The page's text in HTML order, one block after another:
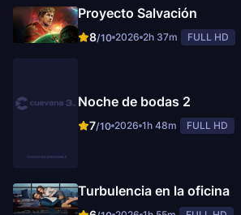
Proyecto Salvación
8/10 2026 2h 37m FULL HD
Noche de bodas 2
7/10 2026 1h 48m FULL HD
Turbulencia en la oficina